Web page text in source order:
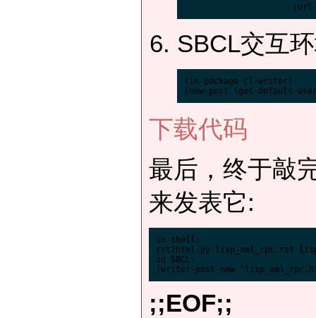
SBCL交互
(in-package cl-writer)
下载代码
最后，终于敲
来发表它:
in shell:
rst2html.py lisp_xml_rpc.rst
in SBCL:
;;EOF;;